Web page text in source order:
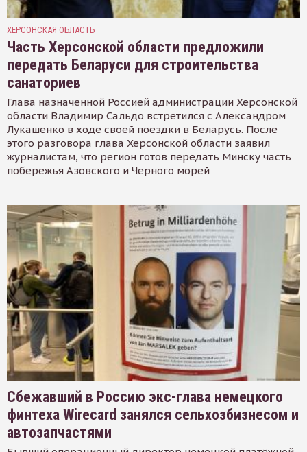
ХЕРСОНСКАЯ ОБЛАСТЬ
Часть Херсонской области предложили
передать Беларуси для строительства
санаториев
Глава назначенной Россией администрации Херсонской
области Владимир Сальдо встретился с Александром
Лукашенко в ходе своей поездки в Беларусь. После
этого разговора глава Херсонской области заявил
журналистам, что регион готов передать Минску часть
побережья Азовского и Черного морей
Сбежавший в Россию экс-глава немецкого
финтеха Wirecard занялся сельхозбизнесом и
автозапчастями